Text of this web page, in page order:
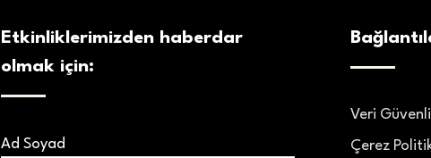
Etkinliklerimizden haberdar
olmak için:
Ad Soyad
Veri
Çerez